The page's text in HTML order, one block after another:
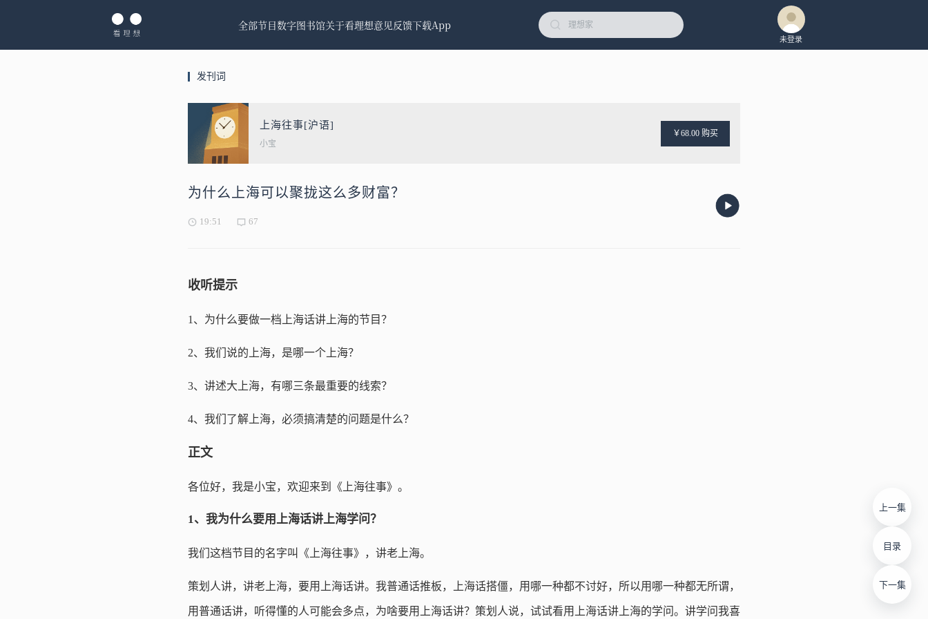
全部节目数字图书馆关于看理想意见反馈下载App
未登录
发刊词
上海往事[沪语]
小宝
￥68.00 购买
为什么上海可以聚拢这么多财富？
19:51 67
上一集
目录
下一集
收听提示
1、为什么要做一档上海话讲上海的节目？
2、我们说的上海，是哪一个上海？
3、讲述大上海，有哪三条最重要的线索？
4、我们了解上海，必须搞清楚的问题是什么？
正文
各位好，我是小宝，欢迎来到《上海往事》。
1、我为什么要用上海话讲上海学问？
我们这档节目的名字叫《上海往事》，讲老上海。
策划人讲，讲老上海，要用上海话讲。我普通话推板，上海话搭僵，用哪一种都不讨好，所以用哪一种都无所谓，
用普通话讲，听得懂的人可能会多点，为啥要用上海话讲？策划人说，试试看用上海话讲上海的学问。讲学问我喜